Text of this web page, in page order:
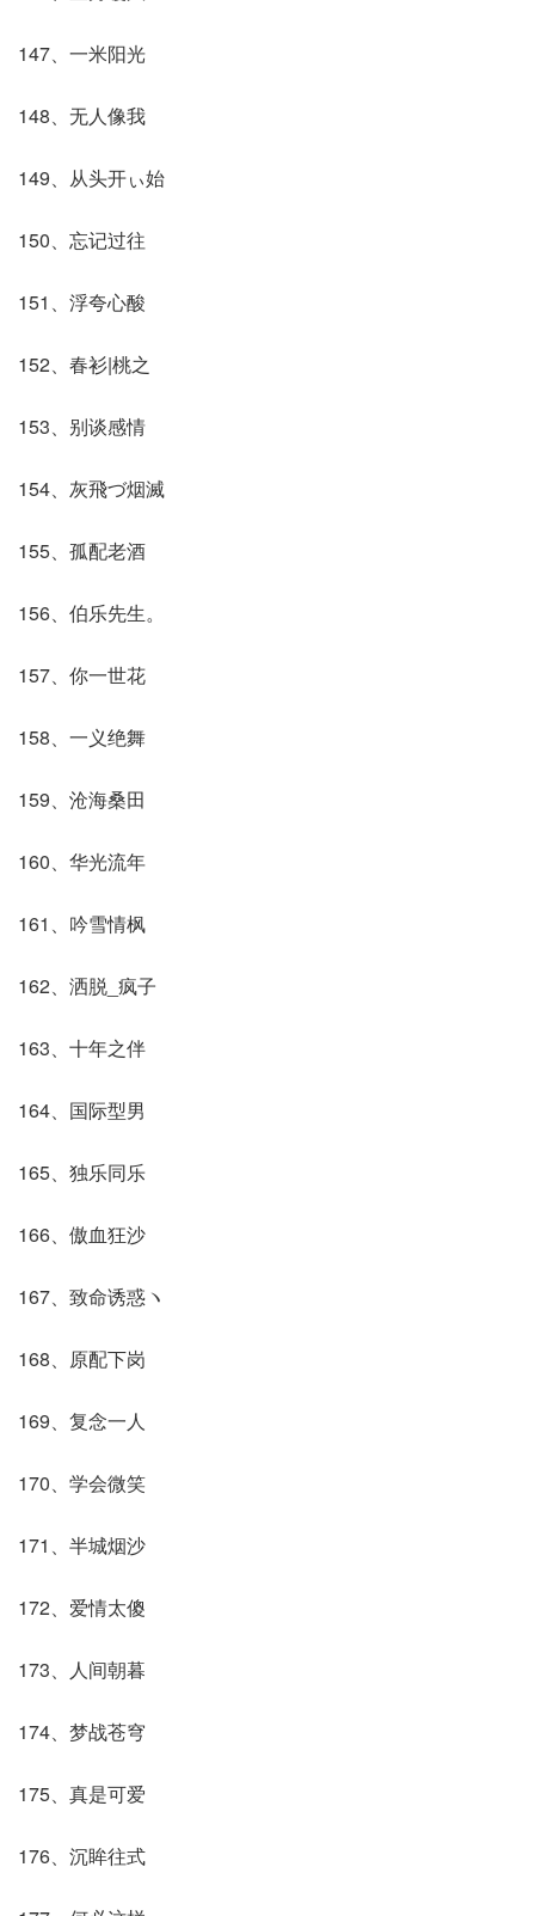
147、一米阳光
148、无人像我
149、从头开ぃ始
150、忘记过往
151、浮夸心酸
152、春衫|桃之
153、别谈感情
154、灰飛づ烟滅
155、孤配老酒
156、伯乐先生。
157、你一世花
158、一义绝舞
159、沧海桑田
160、华光流年
161、吟雪情枫
162、洒脱_疯子
163、十年之伴
164、国际型男
165、独乐同乐
166、傲血狂沙
167、致命诱惑ヽ
168、原配下岗
169、复念一人
170、学会微笑
171、半城烟沙
172、爱情太傻
173、人间朝暮
174、梦战苍穹
175、真是可爱
176、沉眸往式